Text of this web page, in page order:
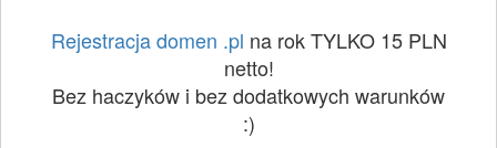
Rejestracja domen .pl na rok TYLKO 15 PLN
netto!
Bez haczyków i bez dodatkowych warunków
:)